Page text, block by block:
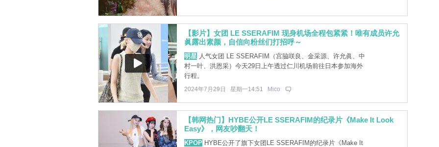
【影片】女团 LE SSERAFIM 现身机场全程包紧紧！唯有成员许允
眞露出素颜，自信向粉丝们打招呼～
明星人气女团 LE SSERAFIM（宫脇咲良、金采源、许允眞、中
村一叶、洪恩采）今天29日上午透过仁川机场前往日本参加海外
行程。
2024年7月29日 星期一14:51 Mico
【韩网热门】HYBE公开LE SSERAFIM的纪录片《Make It Look
Easy》，网友吵翻天！
KPOPHYBE公开了旗下女团LE SSERAFIM的纪录片《Make It